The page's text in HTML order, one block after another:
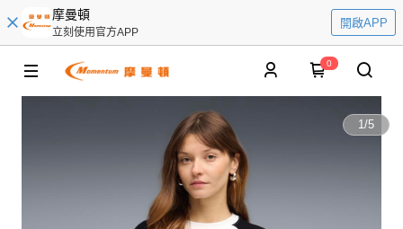
摩曼頓
立刻使用官方APP
開啟APP
0
1/5